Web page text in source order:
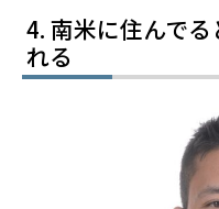
南米に住んで
れる